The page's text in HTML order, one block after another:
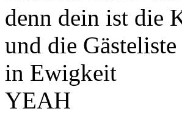
denn dein ist die
und die Gästeliste
in Ewigkeit
YEAH